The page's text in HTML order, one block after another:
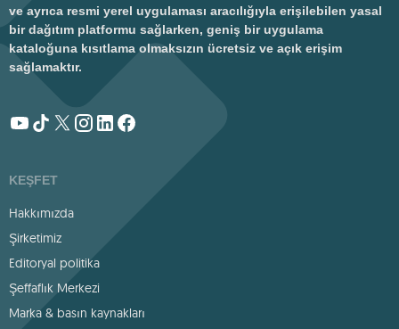
ve ayrıca resmi yerel uygulaması aracılığıyla erişilebilen yasal
bir dağıtım platformu sağlarken, geniş bir uygulama
kataloğuna kısıtlama olmaksızın ücretsiz ve açık erişim
sağlamaktır.
KEŞFET
Hakkımızda
Şirketimiz
Editoryal politika
Şeffaflık Merkezi
Marka & basın kaynakları